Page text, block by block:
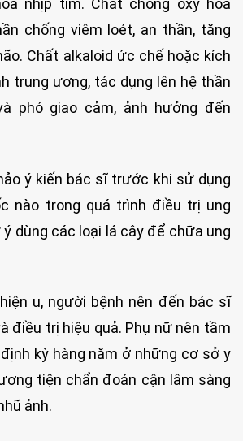
nhịp tim. Chất chống oxy hóa
chống viêm loét, an thần, tăng
Chất alkaloid ức chế hoặc kích
trung ương, tác dụng lên hệ thần
phó giao cảm, ảnh hưởng đến
ý kiến bác sĩ trước khi sử dụng
nào trong quá trình điều trị ung
dùng các loại lá cây để chữa ung
u, người bệnh nên đến bác sĩ
điều trị hiệu quả. Phụ nữ nên tầm
kỳ hàng năm ở những cơ sở y
tiện chẩn đoán cận lâm sàng
ảnh.